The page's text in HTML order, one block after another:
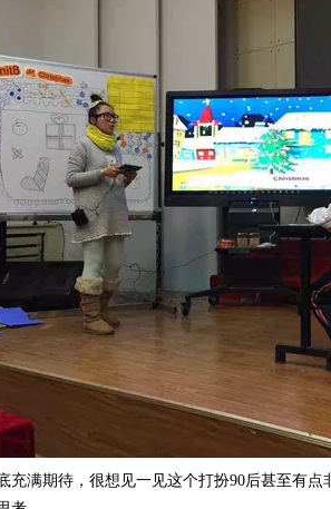
充满期待，很想见一见这个打扮90后甚至有